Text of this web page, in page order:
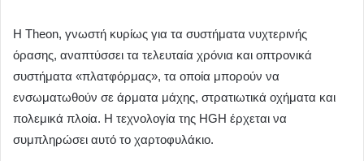
Η Theon, γνωστή κυρίως για τα συστήματα νυχτερινής
όρασης, αναπτύσσει τα τελευταία χρόνια και οπτρονικά
συστήματα «πλατφόρμας», τα οποία μπορούν να
ενσωματωθούν σε άρματα μάχης, στρατιωτικά οχήματα και
πολεμικά πλοία. Η τεχνολογία της HGH έρχεται να
συμπληρώσει αυτό το χαρτοφυλάκιο.